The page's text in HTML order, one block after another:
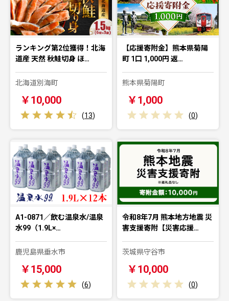
ランキング第2位獲得！北海
道産 天然 秋鮭切身 ほ…
北海道別海町
￥10,000
(13)
【応援寄附金】熊本県菊陽
町 1口 1,000円 返…
熊本県菊陽町
￥1,000
(0)
A1-0871／飲む温泉水/温泉
水99（1.9L×…
鹿児島県垂水市
￥15,000
(6)
令和8年7月 熊本地方地震 災
害支援寄附【災害応援…
茨城県守谷市
￥10,000
(0)